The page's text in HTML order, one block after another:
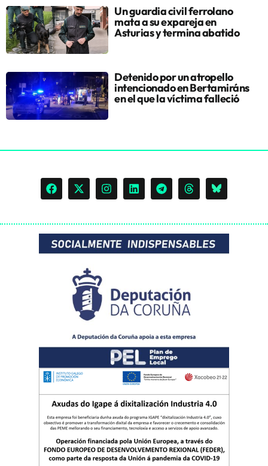
Un guardia civil ferrolano
mata a su expareja en
Asturias y termina abatido
Detenido por un atropello
intencionado en Bertamiráns
en el que la víctima falleció